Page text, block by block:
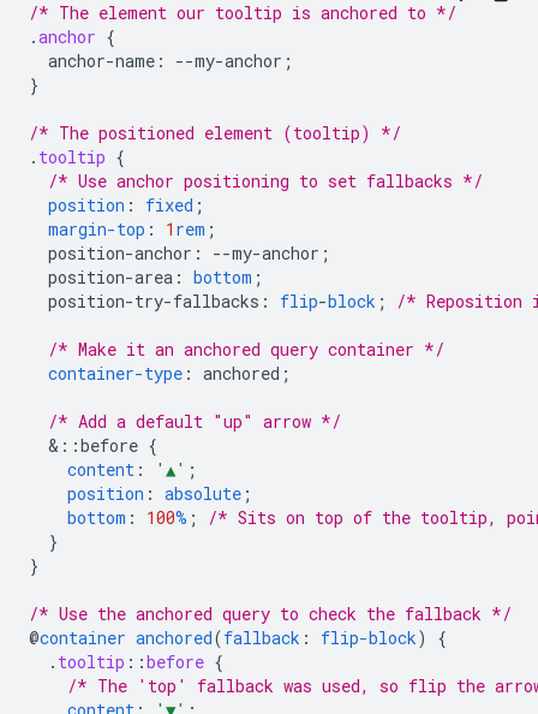
/* The element our tooltip is anchored to */
.anchor {
anchor-name : --my-anchor ;
}
/* The positioned element (tooltip) */
. tooltip {
/* Use anchor positioning to set fallbacks */
position : fixed ;
margin-top : 1 rem ;
position-anchor : --my-anchor ;
position-area : bottom ;
position-try-fallbacks : flip-block ; /*
/* Make it an anchored query container */
container-type : anchored ;
/* Add a default "up" arrow */
& ::before {
content : '▲' ;
position : absolute ;
bottom : 100% ;
/* Sits on top of the tooltip,
}
}
/* Use the anchored query to check the fallback */
@container anchored(fallback : flip-block)
{
. tooltip ::before {
/* The 'top' fallback was used, so flip the